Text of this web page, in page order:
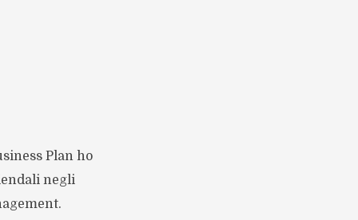
Plan ho
negli